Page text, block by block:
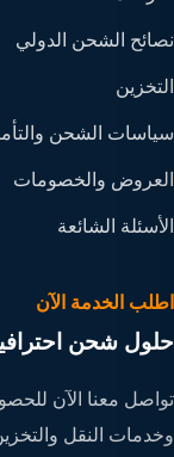
نصائح الشحن الدولي
التخزين
سياسات الشحن
العروض والخصومات
الأسئلة الشائعة
اطلب الخدمة الآن
حلول شحن
تواصل معنا الآن
وخدمات النقل